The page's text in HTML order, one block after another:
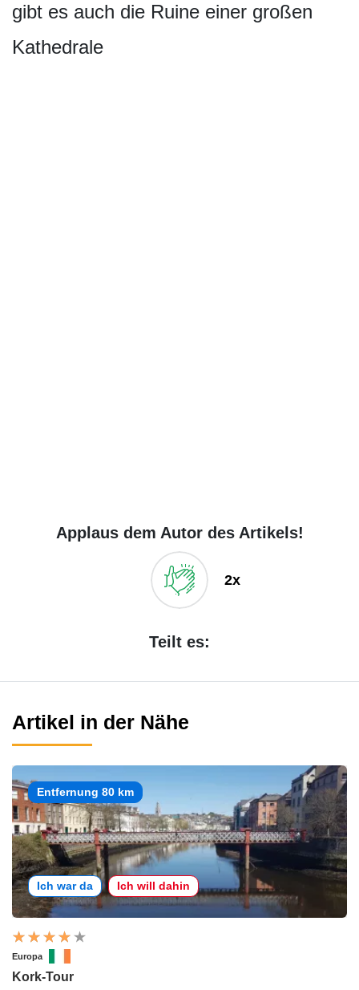
gibt es auch die Ruine einer großen
Kathedrale
Applaus dem Autor des Artikels!
2x
Teilt es:
Artikel in der Nähe
Entfernung 80 km
Ich war da Ich will dahin
Europa
Kork-Tour